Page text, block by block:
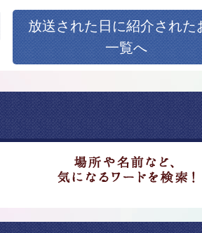
放送された日に紹介された
一覧へ